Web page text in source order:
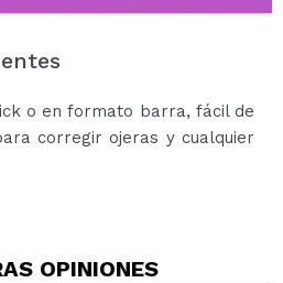
o en formato barra, fácil de
corregir ojeras y cualquier
OPINIONES